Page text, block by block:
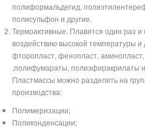
полиформальдегид,
полисульфон и другие.
Термоактивные. Плавятся один раз
воздействию высокой температуры
фторопласт, фенопласт, аминопласт,
,полифумараты, полиэфиракрилаты
Пластмассы можно разделить на
производства:
Полимеризации;
Поликонденсации;